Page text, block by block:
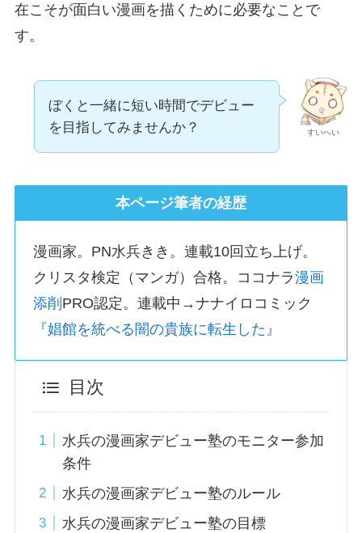
在こそが面白い漫画を描くために必要なことで
す。
すいへい
ぼくと一緒に短い時間でデビュー
を目指してみませんか？
本ページ筆者の経歴
漫画家。PN水兵きき。連載10回立ち上げ。
クリスタ検定（マンガ）合格。ココナラ漫画
添削 PRO認定。連載中→ナナイロコミック
『娼館を統べる闇の貴族に転生した』
目次
水兵の漫画家デビュー塾のモニター参加
条件
水兵の漫画家デビュー塾のルール
水兵の漫画家デビュー塾の目標